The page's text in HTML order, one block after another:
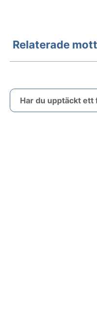
Relaterade
Har du upptäckt ett